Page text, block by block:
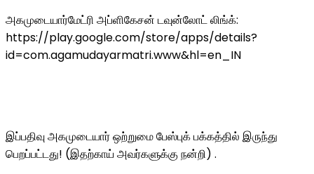
அகமுடையார்மேட்ரி அப்ளிகேசன் டவுன்லோட் லிங்க்:
https://play.google.com/store/apps/details?
id=com.agamudayarmatri.www&hl=en_IN
இப்பதிவு அகமுடையார் ஒற்றுமை பேஸ்புக் பக்கத்தில் இருந்து
பெறப்பட்டது! (இதற்காய் அவர்களுக்கு நன்றி) .